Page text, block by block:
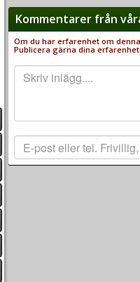
Kommentarer från
Om du har erfarenhet om
Publicera gärna dina